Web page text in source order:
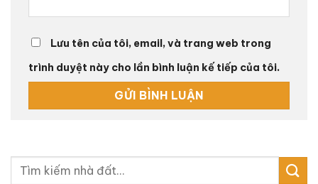
Lưu tên của tôi, email, và trang web trong
trình duyệt này cho lần bình luận kế tiếp của tôi.